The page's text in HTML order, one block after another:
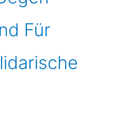
Für